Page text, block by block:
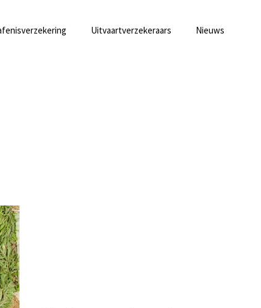
Uitvaartverzekeraars Nieuws